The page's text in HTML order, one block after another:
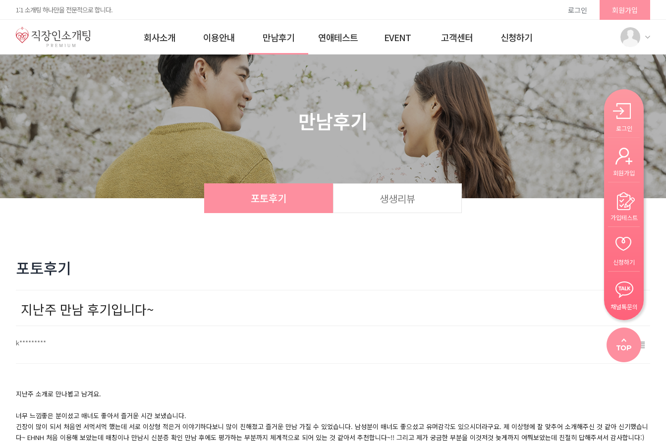
1:1 소개팅 하나만을 전문적으로 합니다. 로그인 회원가입
회사소개 이용안내 만남후기 연애테스트 EVENT 고객센터 신청하기
만남후기
포토후기 생생리뷰
포토후기
지난주 만남 후기입니다~
k*********
지난주 소개로 만나뵙고 남겨요.
너무 느낌좋은 분이셨고 매너도 좋아서 즐거운 시간 보냈습니다.
긴장이 많이 되서 처음엔 서먹서먹 했는데 서로 이상형 적은거 이야기하다보니 많이 친해졌고 즐거운 만남 가질 수 있었습니다. 남성분이 매너도 좋으셨고 유머감각도 있으시더라구요. 제 이상형에 잘 맞추어 소개해주신 것 같아 신기했습니
다~ EHNH 처음 이용해 보았는데 매칭이나 만남시 신분증 확인 만남 후에도 평가하는 부분까지 체계적으로 되어 있는 것 같아서 추천합니다~!! 그리고 제가 궁금한 부분을 이것저것 늦게까지 여쭤보았는데 친절히 답해주셔서 감사합니다:)
로그인
회원가입
가입테스트
신청하기
채널톡문의